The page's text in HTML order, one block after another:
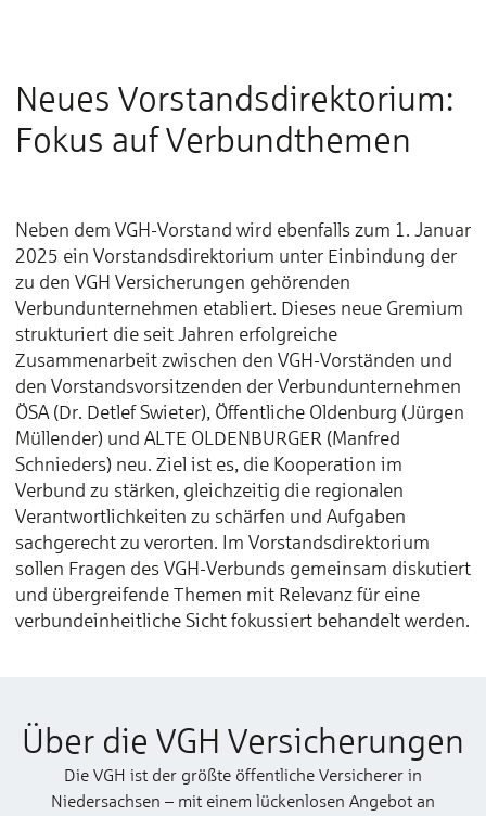
Neues Vorstandsdirektorium:
Fokus auf Verbundthemen
Neben dem VGH-Vorstand wird ebenfalls zum 1. Januar
2025 ein Vorstandsdirektorium unter Einbindung der
zu den VGH Versicherungen gehörenden
Verbundunternehmen etabliert. Dieses neue Gremium
strukturiert die seit Jahren erfolgreiche
Zusammenarbeit zwischen den VGH-Vorständen und
den Vorstandsvorsitzenden der Verbundunternehmen
ÖSA (Dr. Detlef Swieter), Öffentliche Oldenburg (Jürgen
Müllender) und ALTE OLDENBURGER (Manfred
Schnieders) neu. Ziel ist es, die Kooperation im
Verbund zu stärken, gleichzeitig die regionalen
Verantwortlichkeiten zu schärfen und Aufgaben
sachgerecht zu verorten. Im Vorstandsdirektorium
sollen Fragen des VGH-Verbunds gemeinsam diskutiert
und übergreifende Themen mit Relevanz für eine
verbundeinheitliche Sicht fokussiert behandelt werden.
Über die VGH Versicherungen
Die VGH ist der größte öffentliche Versicherer in
Niedersachsen – mit einem lückenlosen Angebot an